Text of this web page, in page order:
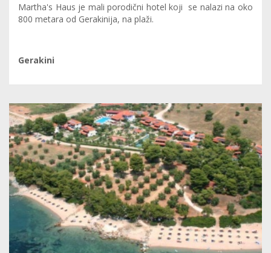
Martha's Haus je mali porodični hotel koji se nalazi na oko
800 metara od Gerakinija, na plaži.
Gerakini